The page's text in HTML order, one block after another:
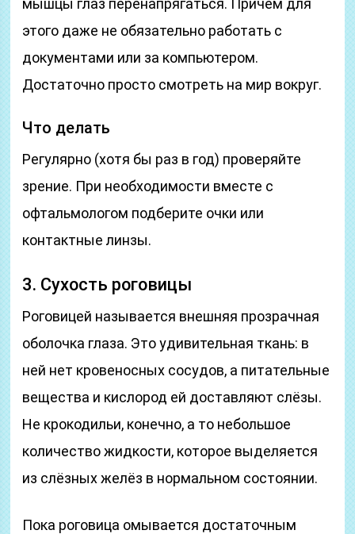
мышцы глаз перенапрягаться. Причём для
этого даже не обязательно работать с
документами или за компьютером.
Достаточно просто смотреть на мир вокруг.
Что делать
Регулярно (хотя бы раз в год) проверяйте
зрение. При необходимости вместе с
офтальмологом подберите очки или
контактные линзы.
3. Сухость роговицы
Роговицей называется внешняя прозрачная
оболочка глаза. Это удивительная ткань: в
ней нет кровеносных сосудов, а питательные
вещества и кислород ей доставляют слёзы.
Не крокодильи, конечно, а то небольшое
количество жидкости, которое выделяется
из слёзных желёз в нормальном состоянии.
Пока роговица омывается достаточным